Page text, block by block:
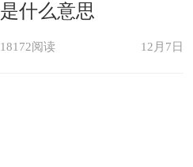
是什么意思
18172阅读 12月7日